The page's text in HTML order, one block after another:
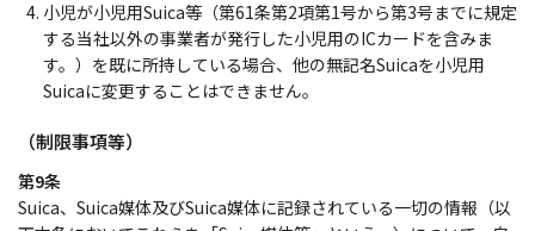
小児が小児用Suica等（第61条第2項第1号から第3号までに規定
する当社以外の事業者が発行した小児用のICカードを含みま
す。）を既に所持している場合、他の無記名Suicaを小児用
Suicaに変更することはできません。
（制限事項等）
第9条
Suica、Suica媒体及びSuica媒体に記録されている一切の情報（以